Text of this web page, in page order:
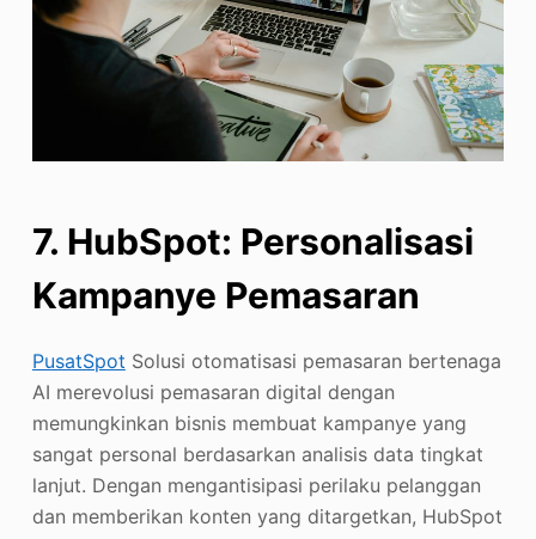
7. HubSpot: Personalisasi
Kampanye Pemasaran
PusatSpot Solusi otomatisasi pemasaran bertenaga
AI merevolusi pemasaran digital dengan
memungkinkan bisnis membuat kampanye yang
sangat personal berdasarkan analisis data tingkat
lanjut. Dengan mengantisipasi perilaku pelanggan
dan memberikan konten yang ditargetkan, HubSpot